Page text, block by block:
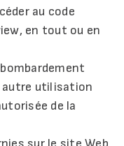
au code
en tout ou en
autre utilisation
de la